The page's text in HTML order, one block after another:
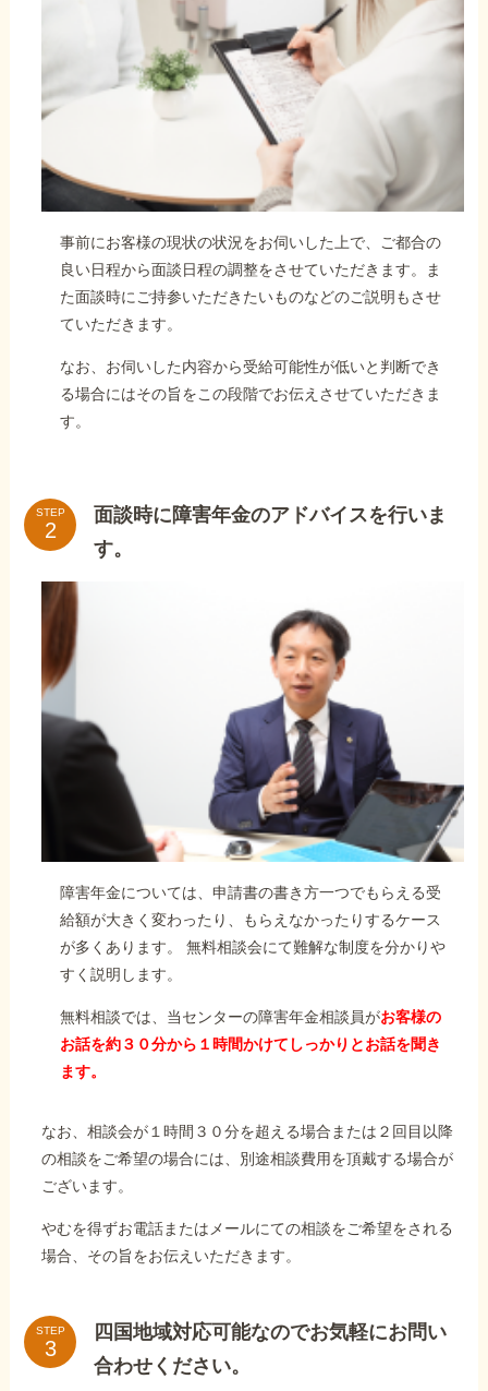
事前にお客様の現状の状況をお伺いした上で、ご都合の
良い日程から面談日程の調整をさせていただきます。ま
た面談時にご持参いただきたいものなどのご説明もさせ
ていただきます。
なお、お伺いした内容から受給可能性が低いと判断でき
る場合にはその旨をこの段階でお伝えさせていただきま
す。
STEP
面談時に障害年金のアドバイスを行いま
す。
障害年金については、申請書の書き方一つでもらえる受
給額が大きく変わったり、もらえなかったりするケース
が多くあります。 無料相談会にて難解な制度を分かりや
すく説明します。
無料相談では、当センターの障害年金相談員がお客様の
お話を約３０分から１時間かけてしっかりとお話を聞き
ます。
なお、相談会が１時間３０分を超える場合または２回目以降
の相談をご希望の場合には、別途相談費用を頂戴する場合が
ございます。
やむを得ずお電話またはメールにての相談をご希望をされる
場合、その旨をお伝えいただきます。
STEP
四国地域対応可能なのでお気軽にお問い
合わせください。